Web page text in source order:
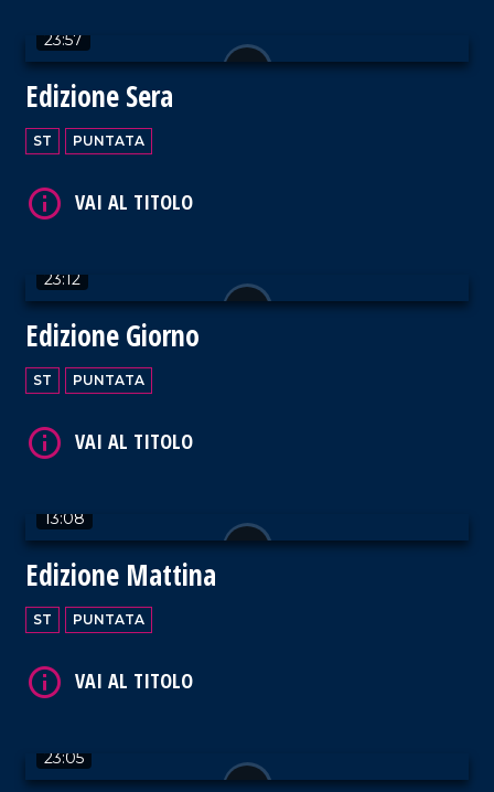
23:57
Edizione Sera
ST PUNTATA
23:12
Edizione Giorno
ST PUNTATA
13:08
Edizione Mattina
ST PUNTATA
23:05